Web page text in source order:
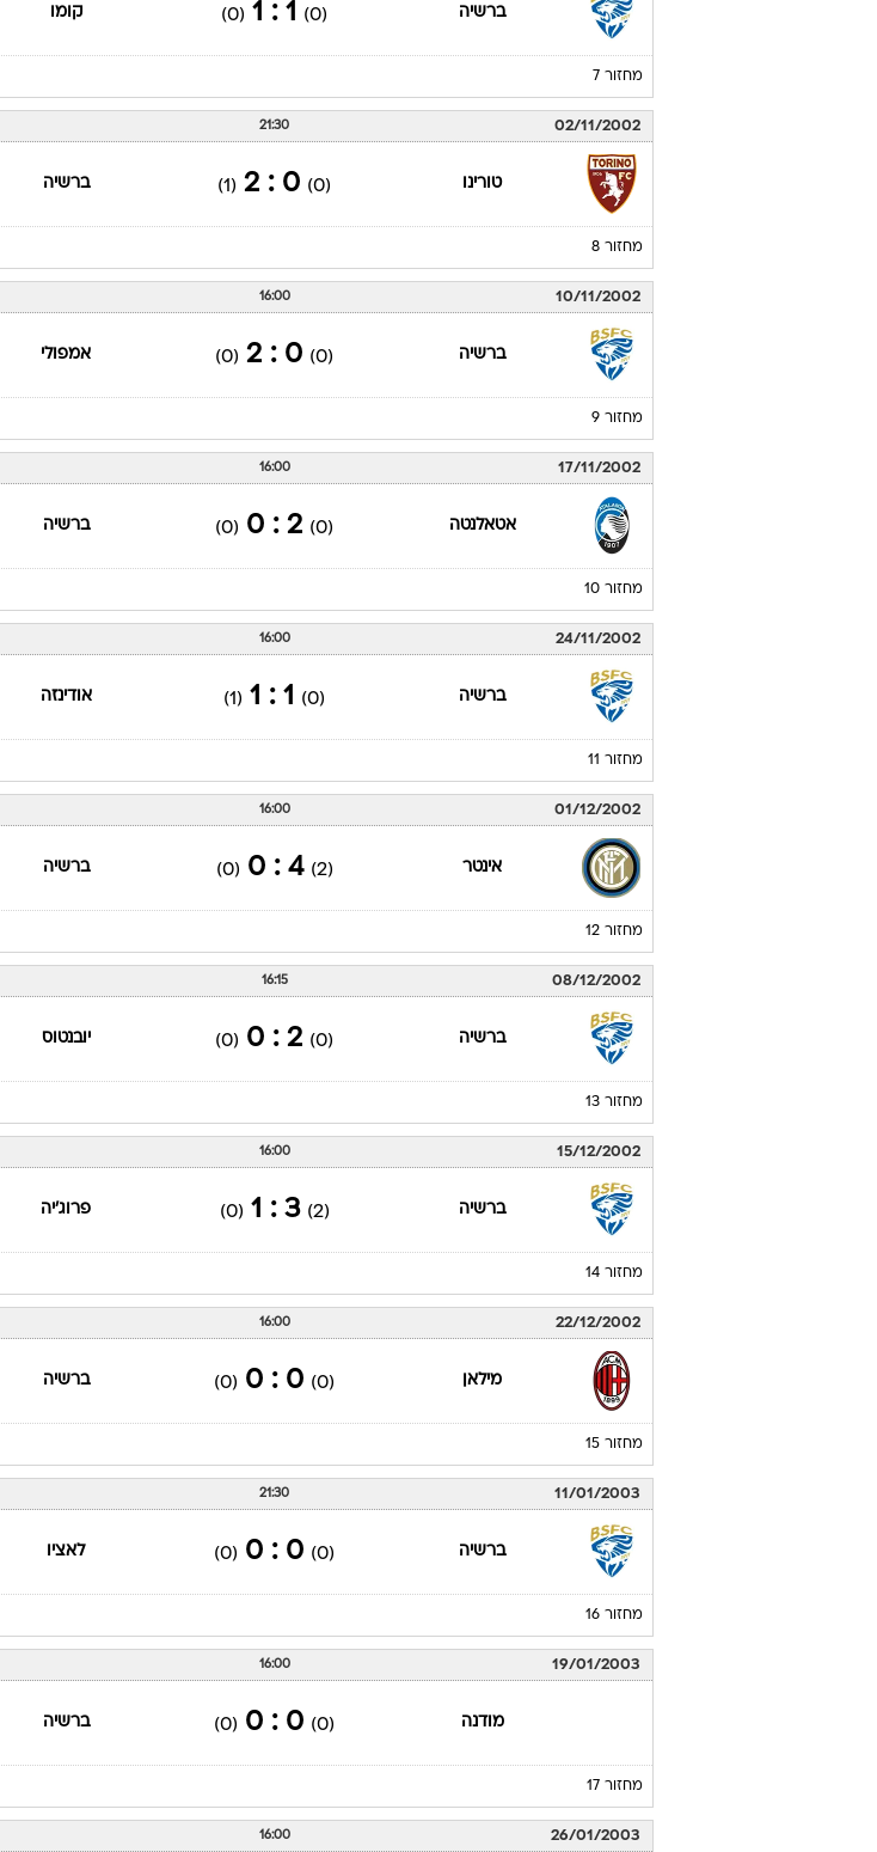
ברשיה (0)
1 : 1
(0) קומו
מחזור 7
02/11/2002
21:30
טורינו (0)
0 : 2
(1) ברשיה
מחזור 8
10/11/2002
16:00
ברשיה (0)
0 : 2
(0) אמפולי
מחזור 9
17/11/2002
16:00
אטאלנטה (0)
2 : 0
(0) ברשיה
מחזור 10
24/11/2002
16:00
ברשיה (0)
1 : 1
(1) אודינזה
מחזור 11
01/12/2002
16:00
אינטר (2)
4 : 0
(0) ברשיה
מחזור 12
08/12/2002
16:15
ברשיה (0)
2 : 0
(0) יובנטוס
מחזור 13
15/12/2002
16:00
ברשיה (2)
3 : 1
(0) פרוג'יה
מחזור 14
22/12/2002
16:00
מילאן (0)
0 : 0
(0) ברשיה
מחזור 15
11/01/2003
21:30
ברשיה (0)
0 : 0
(0) לאציו
מחזור 16
19/01/2003
16:00
מודנה (0)
0 : 0
(0) ברשיה
מחזור 17
26/01/2003
16:00